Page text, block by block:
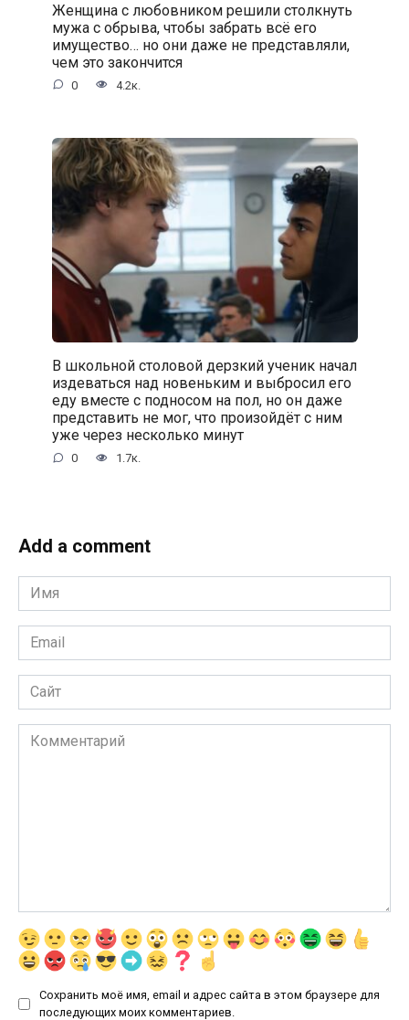
Женщина с любовником решили столкнуть
мужа с обрыва, чтобы забрать всё его
имущество… но они даже не представляли,
чем это закончится
0 4.2к.
В школьной столовой дерзкий ученик начал
издеваться над новеньким и выбросил его
еду вместе с подносом на пол, но он даже
представить не мог, что произойдёт с ним
уже через несколько минут
0 1.7к.
Add a comment
Имя
*
Email
*
Сайт
Комментарий
Сохранить моё имя, email и адрес сайта в этом браузере для
последующих моих комментариев.